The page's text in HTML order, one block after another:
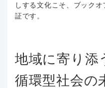
しする文化こそ、ブック
証です。
地域に寄り添
循環型社会の